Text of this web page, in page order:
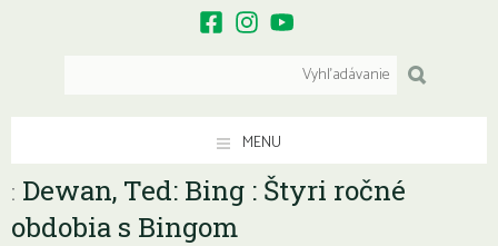
MENU
: Dewan, Ted: Bing : Štyri ročné
obdobia s Bingom